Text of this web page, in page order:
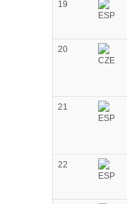
19
20
21
22